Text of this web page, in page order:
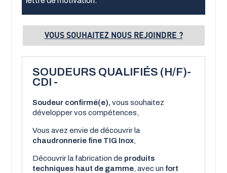
VOUS SOUHAITEZ NOUS REJOINDRE ?
SOUDEURS QUALIFIÉS (H/F)-
CDI -
Soudeur confirmé(e),vous souhaitez
développer vos compétences,
Vous avez envie de découvrir la
chaudronnerie fine TIG Inox
Découvrir la fabrication de produits
techniques haut de gamme , avec un fort